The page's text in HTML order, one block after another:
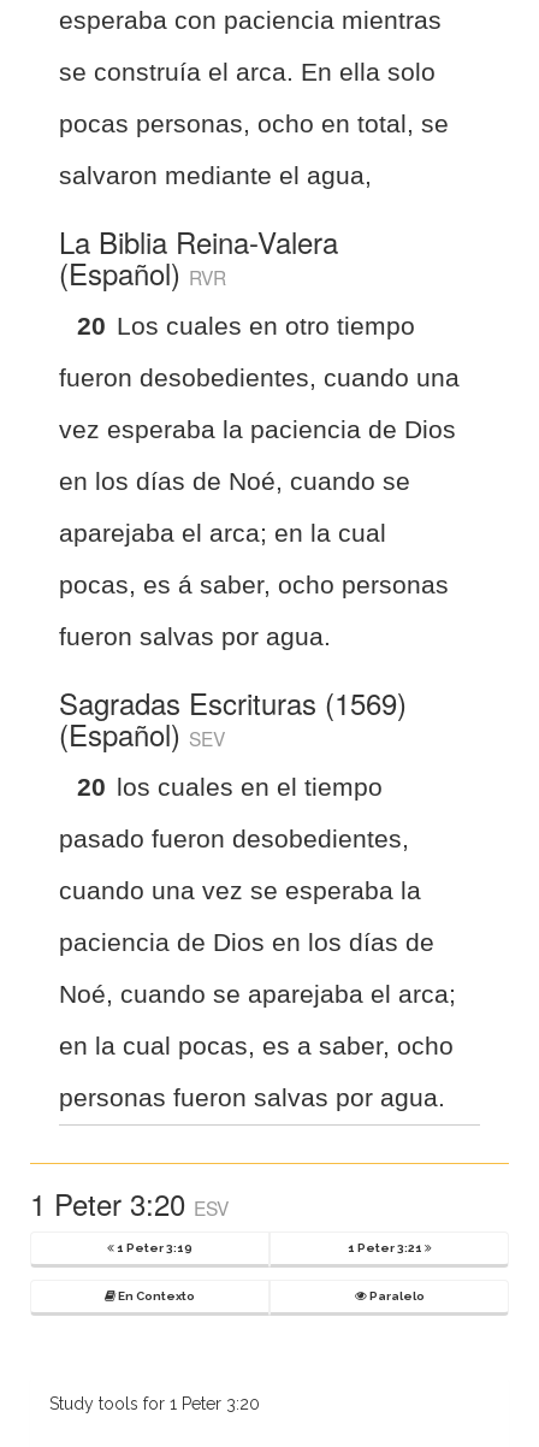
esperaba con paciencia mientras
se construía el arca. En ella solo
pocas personas, ocho en total, se
salvaron mediante el agua,
La Biblia Reina-Valera
(Español) RVR
20 Los cuales en otro tiempo
fueron desobedientes, cuando una
vez esperaba la paciencia de Dios
en los días de Noé, cuando se
aparejaba el arca; en la cual
pocas, es á saber, ocho personas
fueron salvas por agua.
Sagradas Escrituras (1569)
(Español) SEV
20 los cuales en el tiempo
pasado fueron desobedientes,
cuando una vez se esperaba la
paciencia de Dios en los días de
Noé, cuando se aparejaba el arca;
en la cual pocas, es a saber, ocho
personas fueron salvas por agua.
1 Peter 3:20 ESV
1 Peter 3:19 1 Peter 3:21
En Contexto Paralelo
Study tools for 1 Peter 3:20